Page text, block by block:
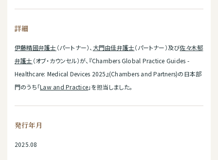
詳細
伊藤晴國弁護士 （パートナー）、 大門由佳弁護士（パートナー）及び佐々木郁
弁護士 （オブ・カウンセル）が、『Chambers Global Practice Guides -
Healthcare: Medical Devices 2025』(Chambers and Partners)の日本部
門のうち「Law and Practice」を担当しました。
発行年月
2025.08